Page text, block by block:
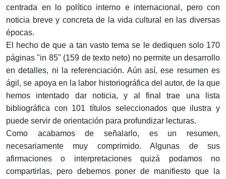
centrada en lo político interno e internacional, pero con
noticia breve y concreta de la vida cultural en las diversas
épocas.
El hecho de que a tan vasto tema se le dediquen solo 170
páginas "in 85" (159 de texto neto) no permite un desarrollo
en detalles, ni la referenciación. Aún así, ese resumen es
ágil, se apoya en la labor historiográfica del autor, de la que
hemos intentado dar noticia, y al final trae una lista
bibliográfica con 101 títulos seleccionados que ilustra y
puede servir de orientación para profundizar lecturas.
Como acabamos de señalarlo, es un resumen,
necesariamente muy comprimido. Algunas de sus
afirmaciones o interpretaciones quizá podamos no
compartirlas, pero debemos poner de manifiesto que la